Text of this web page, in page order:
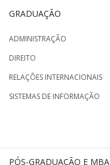
GRADUAÇÃO
ADMINISTRAÇÃO
DIREITO
RELAÇÕES INTERNACIONAIS
SISTEMAS DE INFORMAÇÃO
PÓS-GRADUAÇÃO E MBA